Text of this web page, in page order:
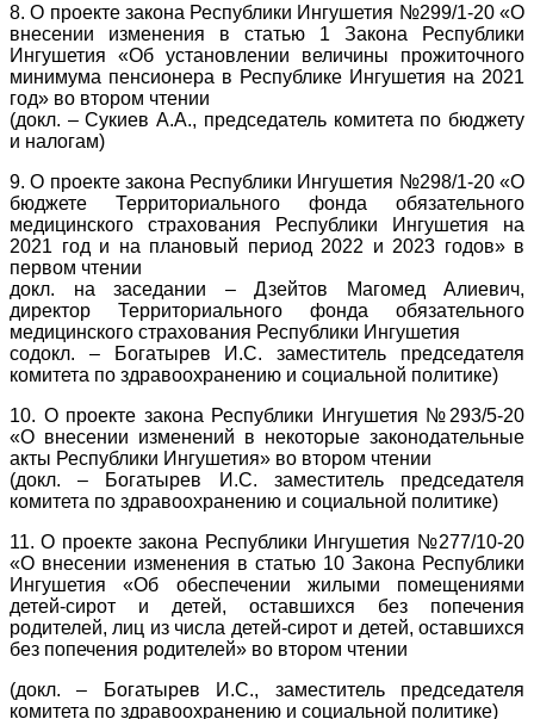
8. О проекте закона Республики Ингушетия №299/1-20 «О
внесении изменения в статью 1 Закона Республики
Ингушетия «Об установлении величины прожиточного
минимума пенсионера в Республике Ингушетия на 2021
год» во втором чтении
(докл. – Сукиев А.А., председатель комитета по бюджету
и налогам)
9. О проекте закона Республики Ингушетия №298/1-20 «О
бюджете Территориального фонда обязательного
медицинского страхования Республики Ингушетия на
2021 год и на плановый период 2022 и 2023 годов» в
первом чтении
докл. на заседании – Дзейтов Магомед Алиевич,
директор Территориального фонда обязательного
медицинского страхования Республики Ингушетия
содокл. – Богатырев И.С. заместитель председателя
комитета по здравоохранению и социальной политике)
10. О проекте закона Республики Ингушетия №293/5-20
«О внесении изменений в некоторые законодательные
акты Республики Ингушетия» во втором чтении
(докл. – Богатырев И.С. заместитель председателя
комитета по здравоохранению и социальной политике)
11. О проекте закона Республики Ингушетия №277/10-20
«О внесении изменения в статью 10 Закона Республики
Ингушетия «Об обеспечении жилыми помещениями
детей-сирот и детей, оставшихся без попечения
родителей, лиц из числа детей-сирот и детей, оставшихся
без попечения родителей» во втором чтении
(докл. – Богатырев И.С., заместитель председателя
комитета по здравоохранению и социальной политике)